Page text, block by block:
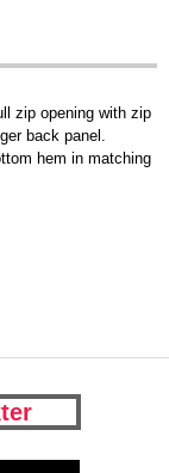
zip opening with zip
back panel.
hem in matching